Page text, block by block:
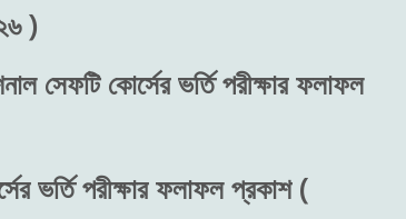
)
সেফটি কোর্সের ভর্তি পরীক্ষার ফলাফল
ভর্তি পরীক্ষার ফলাফল প্রকাশ (